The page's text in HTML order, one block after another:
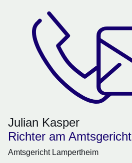
Julian Kasper
Richter am Amtsgericht
Amtsgericht Lampertheim